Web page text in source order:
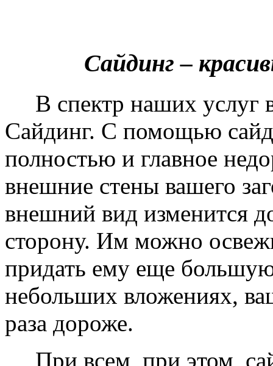
Сайдинг –
В спектр наших услуг
Сайдинг. С помощью
полностью и главное
внешние стены вашего
внешний вид изменится
сторону. Им можно
придать ему еще
небольших вложениях,
раза дороже.
При всем, при этом,